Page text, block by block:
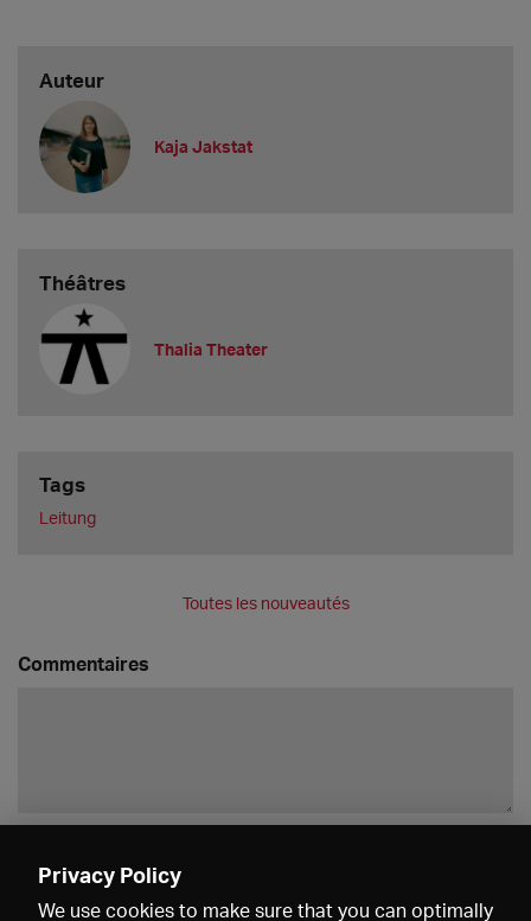
Auteur
Kaja Jakstat
Théâtres
Thalia Theater
Tags
Leitung
Toutes les nouveautés
Commentaires
Privacy Policy
We use cookies to make sure that you can optimally